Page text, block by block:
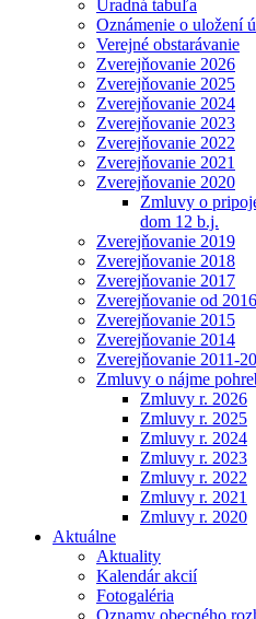
Úradná tabuľa
Oznámenie o uložení
Verejné obstarávanie
Zverejňovanie 2026
Zverejňovanie 2025
Zverejňovanie 2024
Zverejňovanie 2023
Zverejňovanie 2022
Zverejňovanie 2021
Zverejňovanie 2020
Zmluvy o
dom 12 b.j.
Zverejňovanie 2019
Zverejňovanie 2018
Zverejňovanie 2017
Zverejňovanie od 2016
Zverejňovanie 2015
Zverejňovanie 2014
Zverejňovanie 2011-
Zmluvy o nájme
Zmluvy r. 2026
Zmluvy r. 2025
Zmluvy r. 2024
Zmluvy r. 2023
Zmluvy r. 2022
Zmluvy r. 2021
Zmluvy r. 2020
Aktuálne
Aktuality
Kalendár akcií
Fotogaléria
Oznamy obecného